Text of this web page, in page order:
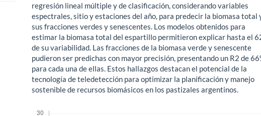
regresión lineal múltiple y de clasificación, considerando variables
espectrales, sitio y estaciones del año, para predecir la biomasa total
sus fracciones verdes y senescentes. Los modelos obtenidos para
estimar la biomasa total del espartillo permitieron explicar hasta el
de su variabilidad. Las fracciones de la biomasa verde y senescente
pudieron ser predichas con mayor precisión, presentando un R2 de
para cada una de ellas. Estos hallazgos destacan el potencial de la
tecnología de teledetección para optimizar la planificación y manejo
sostenible de recursos biomásicos en los pastizales argentinos.